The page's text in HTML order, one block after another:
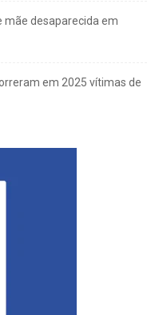
mãe desaparecida em
em 2025 vítimas de